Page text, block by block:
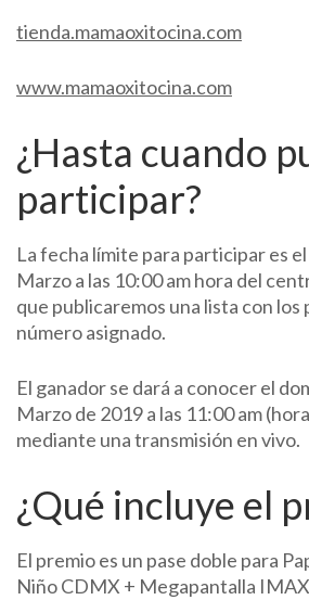
tienda.mamaoxitocina.com
www.mamaoxitocina.com
¿Hasta cuando
participar?
La fecha límite para participar es
Marzo a las 10:00 am hora del
que publicaremos una lista con
número asignado.
El ganador se dará a conocer el
Marzo de 2019 a las 11:00 am
mediante una transmisión en vivo.
¿Qué incluye el
El premio es un pase doble para
Niño CDMX + Megapantalla